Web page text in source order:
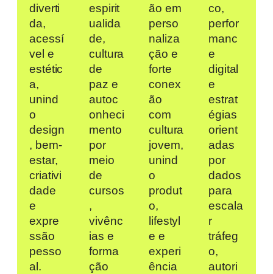
diverti
da,
acessí
vel e
estétic
a,
unind
o
design
, bem-
estar,
criativi
dade
e
expre
ssão
pesso
al.
espirit
ualida
de,
cultura
de
paz e
autoc
onheci
mento
por
meio
de
cursos
,
vivênc
ias e
forma
ção
ão em
perso
naliza
ção e
forte
conex
ão
com
cultura
jovem,
unind
o
produt
o,
lifestyl
e e
experi
ência
co,
perfor
manc
e
digital
e
estrat
égias
orient
adas
por
dados
para
escala
r
tráfeg
o,
autori